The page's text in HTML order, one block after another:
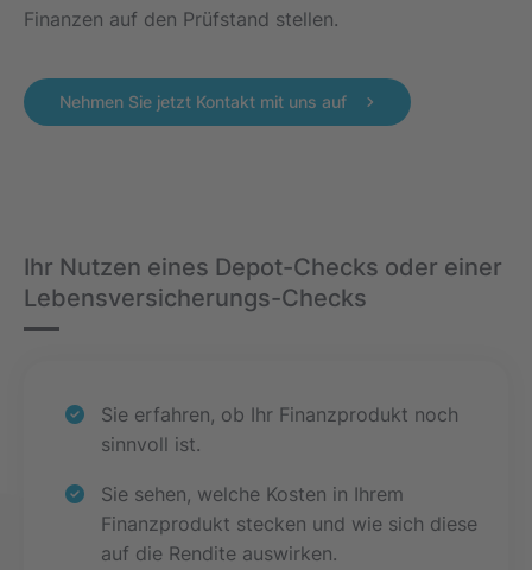
Finanzen auf den Prüfstand stellen.
Nehmen Sie jetzt Kontakt mit uns auf
Ihr Nutzen eines Depot-Checks oder einer
Lebensversicherungs-Checks
Sie erfahren, ob Ihr Finanzprodukt noch
sinnvoll ist.
Sie sehen, welche Kosten in Ihrem
Finanzprodukt stecken und wie sich diese
auf die Rendite auswirken.